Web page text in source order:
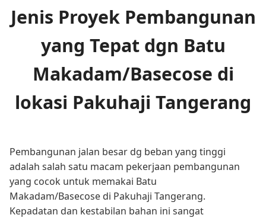
Jenis Proyek Pembangunan
yang Tepat dgn Batu
Makadam/Basecose di
lokasi Pakuhaji Tangerang
Pembangunan jalan besar dg beban yang tinggi
adalah salah satu macam pekerjaan pembangunan
yang cocok untuk memakai Batu
Makadam/Basecose di Pakuhaji Tangerang.
Kepadatan dan kestabilan bahan ini sangat